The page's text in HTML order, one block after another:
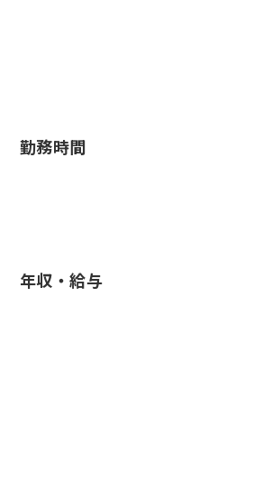
勤務時間
年収・給与